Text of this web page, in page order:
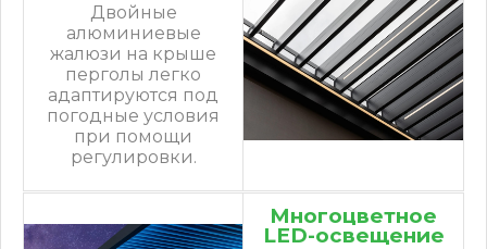
Двойные
алюминиевые
жалюзи на крыше
перголы легко
адаптируются под
погодные условия
при помощи
регулировки.
Многоцветное
LED-освещение